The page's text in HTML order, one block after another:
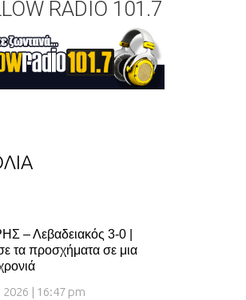
RADIO 101.7
– Λεβαδειακός 3-0 |
τα προσχήματα σε μια
2026 | 16:47 pm